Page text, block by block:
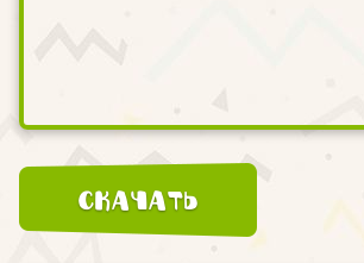
Скачать